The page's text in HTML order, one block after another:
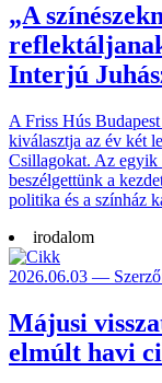
„A
Interjú
A Friss Hús
kiválasztja az év két
Csillagokat. Az egyik
beszélgettünk a
politika és a színház
irodalom
2026.06.03 —
Májusi
elmúlt havi